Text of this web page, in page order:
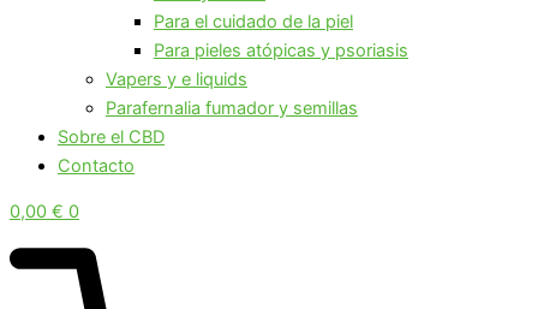
Para el cuidado de la piel
Para pieles atópicas y psoriasis
Vapers y e liquids
Parafernalia fumador y semillas
Sobre el CBD
Contacto
0,00 € 0